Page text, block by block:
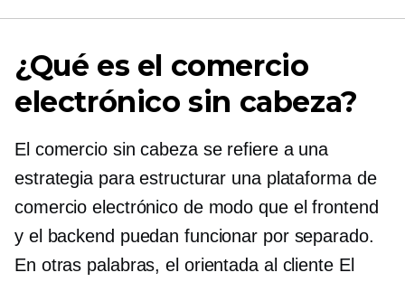
¿Qué es el comercio
electrónico sin cabeza?
El comercio sin cabeza se refiere a una
estrategia para estructurar una plataforma de
comercio electrónico de modo que el frontend
y el backend puedan funcionar por separado.
En otras palabras, el orientada al clienteEl